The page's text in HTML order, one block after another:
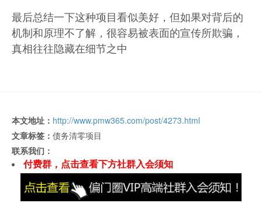
最后总结一下这种项目看似美好，但如果对背后的
机制和原理不了解，很容易被表面的宣传所欺骗，
真相往往隐藏在细节之中
本文地址： http://www.pmw365.com/post/4273.html
文章标签： 债务清零项目
联系我们：
付费群，点击查看下方社群入会须知